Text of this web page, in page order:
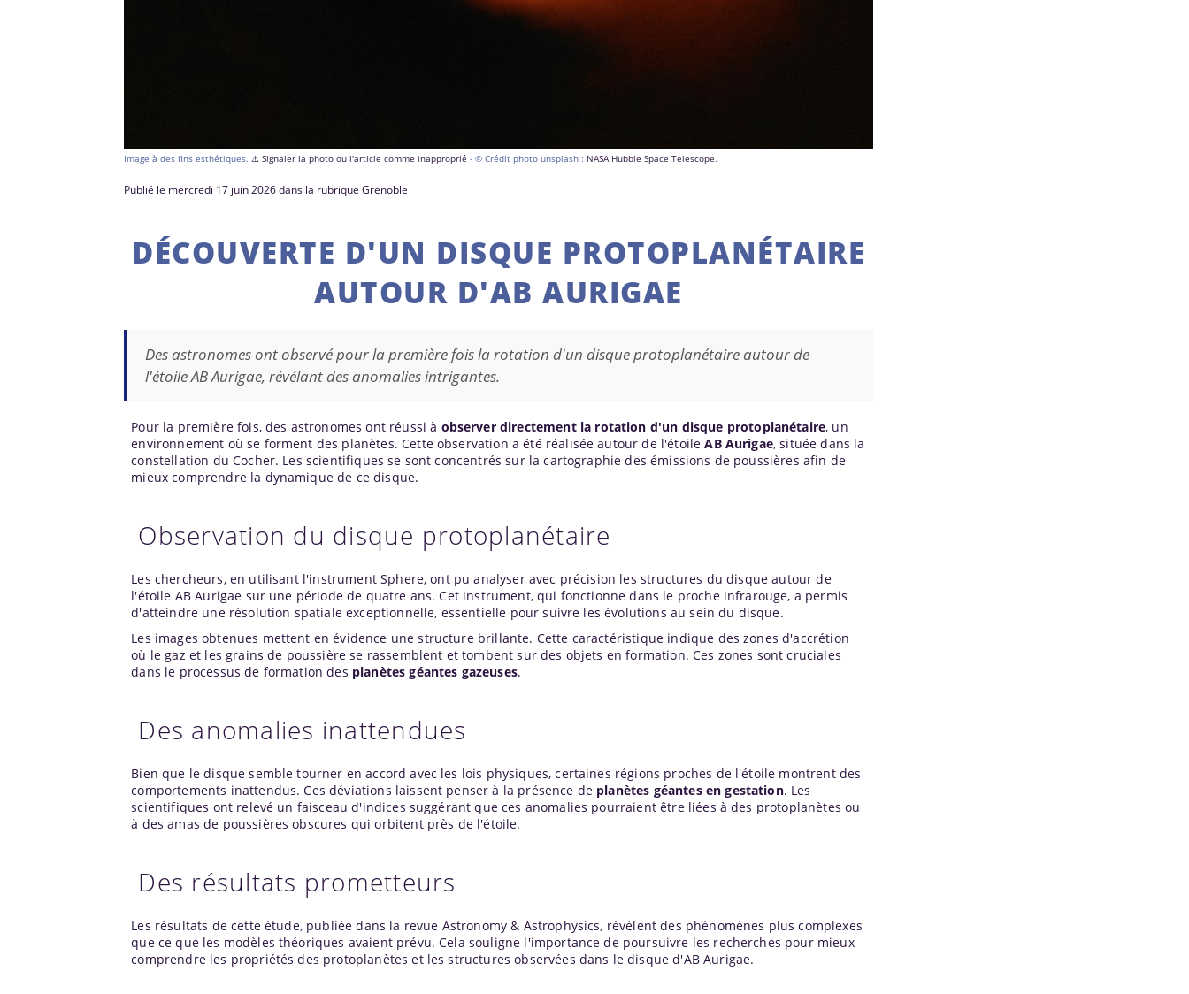
Image à des fins esthétiques.⚠️ Signaler la photo ou l'article comme inapproprié - © Crédit photo unsplash : NASA Hubble Space Telescope.
Publié le mercredi 17 juin 2026 dans la rubrique Grenoble
DÉCOUVERTE D'UN DISQUE PROTOPLANÉTAIRE
AUTOUR D'AB AURIGAE
Des astronomes ont observé pour la première fois la rotation d'un disque protoplanétaire autour de
l'étoile AB Aurigae, révélant des anomalies intrigantes.
Pour la première fois, des astronomes ont réussi à observer directement la rotation d'un disque protoplanétaire, un
environnement où se forment des planètes. Cette observation a été réalisée autour de l'étoileAB Aurigae, située dans la
constellation du Cocher. Les scientifiques se sont concentrés sur la cartographie des émissions de poussières afin de
mieux comprendre la dynamique de ce disque.
Observation du disque protoplanétaire
Les chercheurs, en utilisant l'instrument Sphere, ont pu analyser avec précision les structures du disque autour de
l'étoile AB Aurigae sur une période de quatre ans. Cet instrument, qui fonctionne dans le proche infrarouge, a permis
d'atteindre une résolution spatiale exceptionnelle, essentielle pour suivre les évolutions au sein du disque.
Les images obtenues mettent en évidence une structure brillante. Cette caractéristique indique des zones d'accrétion
où le gaz et les grains de poussière se rassemblent et tombent sur des objets en formation. Ces zones sont cruciales
dans le processus de formation des planètes géantes gazeuses.
Des anomalies inattendues
Bien que le disque semble tourner en accord avec les lois physiques, certaines régions proches de l'étoile montrent des
comportements inattendus. Ces déviations laissent penser à la présence de planètes géantes en gestation. Les
scientifiques ont relevé un faisceau d'indices suggérant que ces anomalies pourraient être liées à des protoplanètes ou
à des amas de poussières obscures qui orbitent près de l'étoile.
Des résultats prometteurs
Les résultats de cette étude, publiée dans la revue Astronomy & Astrophysics, révèlent des phénomènes plus complexes
que ce que les modèles théoriques avaient prévu. Cela souligne l'importance de poursuivre les recherches pour mieux
comprendre les propriétés des protoplanètes et les structures observées dans le disque d'AB Aurigae.